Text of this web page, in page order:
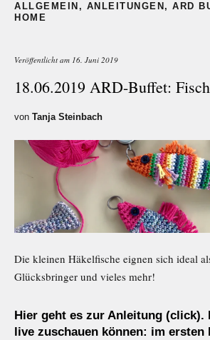
ALLGEMEIN , ANLEITUNGEN , ARD
HOME
Veröffentlicht am 16. Juni 2019
18.06.2019 ARD-Buffet:
von Tanja Steinbach
Die kleinen Häkelfische eignen sich ideal
Glücksbringer und vieles mehr!
Hier geht es zur Anleitung (click).
live zuschauen können: im ersten